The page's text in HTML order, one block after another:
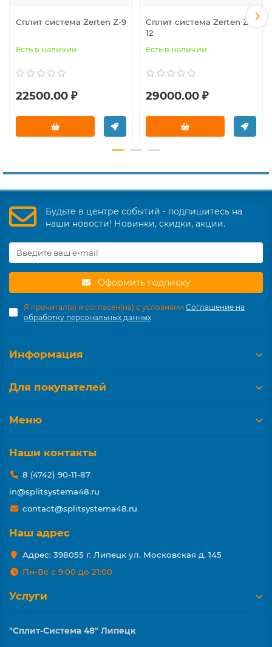
Сплит система Zerten Z-9
Есть в наличии
22500.00 ₽
Сплит система Zerten Z-
12
Есть в наличии
29000.00 ₽
Будьте в центре событий - подпишитесь на
наши новости! Новинки, скидки, акции.
Оформить подписку
Я прочитал(а) и согласен(на) с условиями Соглашение на
обработку персональных данных
Информация
Для покупателей
Меню
Наши контакты
8 (4742) 90-11-87
in@splitsystema48.ru
contact@splitsystema48.ru
Наш адрес
Адрес: 398055 г. Липецк ул. Московская д. 145
Пн-Вс с 9:00 до 21:00
Услуги
"Сплит-Система 48" Липецк